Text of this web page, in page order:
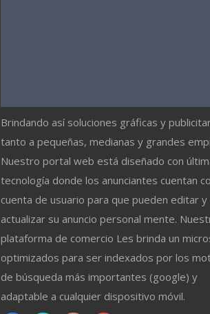
Brindando así soluciones gráficas y
tanto a pequeñas, medianas y grandes
Nuestro portal web está diseñado con
tecnología donde los anunciantes cuentan
cuenta de usuario para que pueden editar y
actualizar su anuncio personal mente.
plataforma de comercio Les brinda un
optimizados para ser indexados por los
de búsqueda más importantes (google) y
adaptable a cualquier dispositivo móvil.